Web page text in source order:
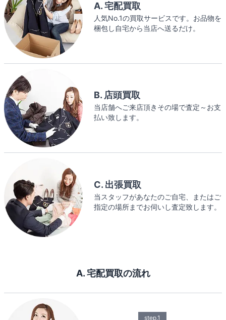
A. 宅配買取
人気No.1の買取サービスです。お品物を
梱包し自宅から当店へ送るだけ。
B. 店頭買取
当店舗へご来店頂きその場で査定～お支
払い致します。
C. 出張買取
当スタッフがあなたのご自宅、またはご
指定の場所までお伺いし査定致します。
A. 宅配買取の流れ
step.1